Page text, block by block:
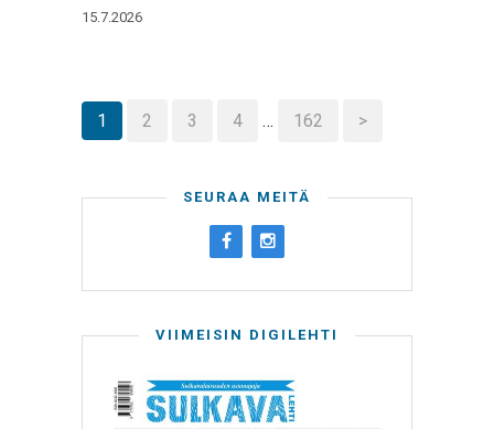
15.7.2026
1 2 3 4 … 162 >
SEURAA MEITÄ
VIIMEISIN DIGILEHTI